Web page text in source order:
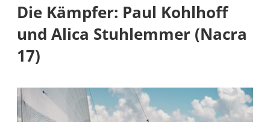
Die Kämpfer: Paul Kohlhoff
und Alica Stuhlemmer (Nacra
17)